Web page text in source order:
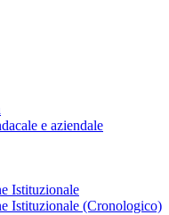
e aziendale
Istituzionale
Istituzionale (Cronologico)